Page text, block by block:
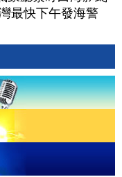
最快下午發海警